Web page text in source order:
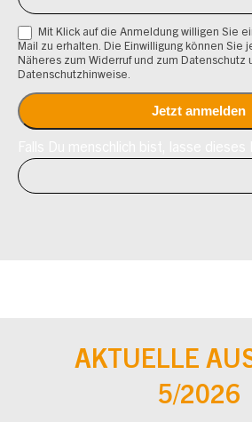
Mit Klick auf die Anmeldung willigen Sie
Mail zu erhalten. Die Einwilligung können Sie
Näheres zum Widerruf und zum Datenschutz
Datenschutzhinweise.
AKTUELLE
5/2026